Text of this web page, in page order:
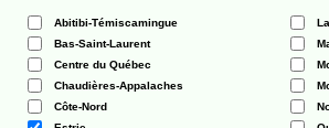
Abitibi-Témiscamingue
Bas-Saint-Laurent
Centre du Québec
Chaudières-Appalaches
Côte-Nord